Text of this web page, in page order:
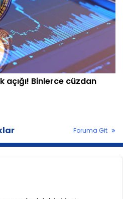
Binlerce cüzdan
Foruma Git